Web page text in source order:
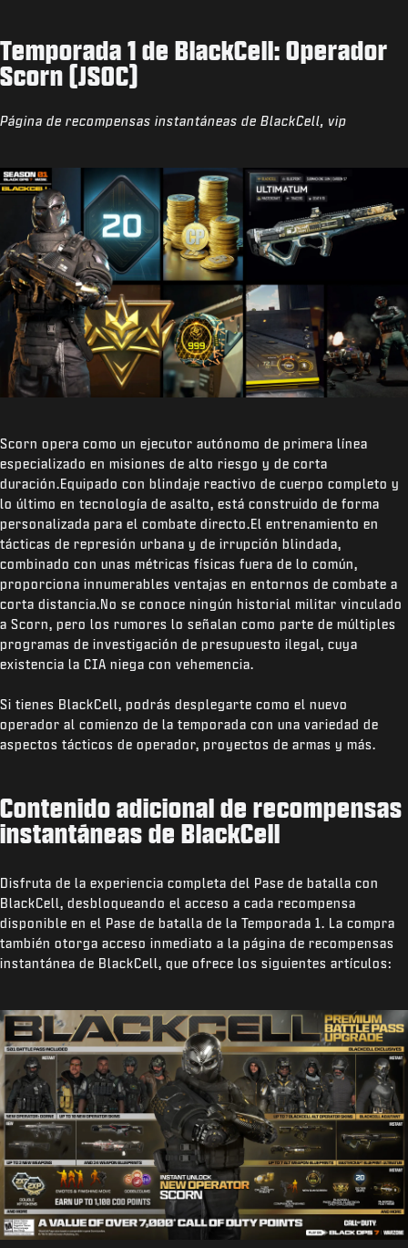
Temporada 1 de BlackCell: Operador
Scorn (JSOC)
Página de recompensas instantáneas de BlackCell, vip
Scorn opera como un ejecutor autónomo de primera línea
especializado en misiones de alto riesgo y de corta
duración.Equipado con blindaje reactivo de cuerpo completo y
lo último en tecnología de asalto, está construido de forma
personalizada para el combate directo.El entrenamiento en
tácticas de represión urbana y de irrupción blindada,
combinado con unas métricas físicas fuera de lo común,
proporciona innumerables ventajas en entornos de combate a
corta distancia.No se conoce ningún historial militar vinculado
a Scorn, pero los rumores lo señalan como parte de múltiples
programas de investigación de presupuesto ilegal, cuya
existencia la CIA niega con vehemencia.
Si tienes BlackCell, podrás desplegarte como el nuevo
operador al comienzo de la temporada con una variedad de
aspectos tácticos de operador, proyectos de armas y más.
Contenido adicional de recompensas
instantáneas de BlackCell
Disfruta de la experiencia completa del Pase de batalla con
BlackCell, desbloqueando el acceso a cada recompensa
disponible en el Pase de batalla de la Temporada 1. La compra
también otorga acceso inmediato a la página de recompensas
instantánea de BlackCell, que ofrece los siguientes artículos: